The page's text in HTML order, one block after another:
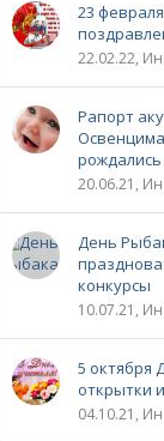
23
Рапорт
День
конкурсы
5 октября
открытки